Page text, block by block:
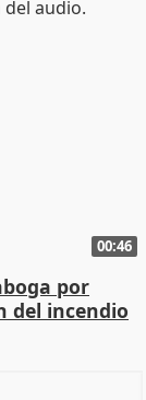
00:46
por
del incendio